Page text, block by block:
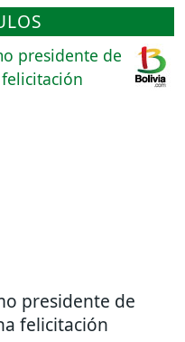
presidente de
felicitación